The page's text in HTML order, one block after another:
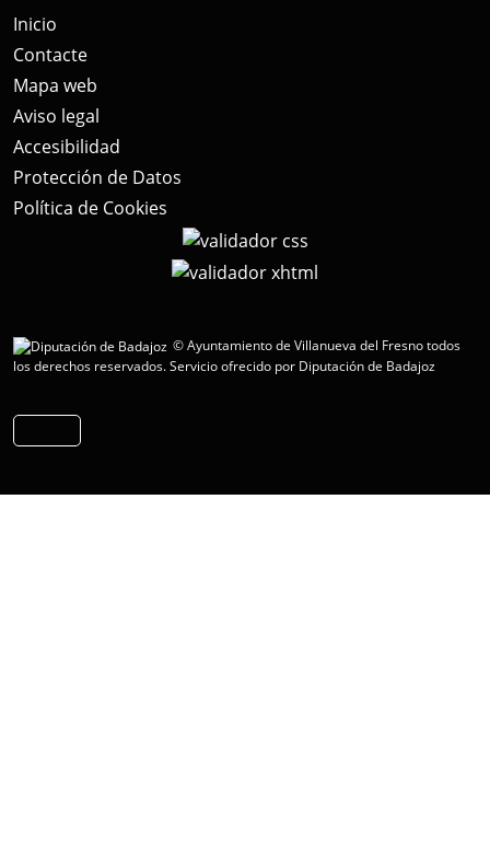
Inicio
Contacte
Mapa web
Aviso legal
Accesibilidad
Protección de Datos
Política de Cookies
© Ayuntamiento de Villanueva del Fresno todos
los derechos reservados.Servicio ofrecido por Diputación de Badajoz